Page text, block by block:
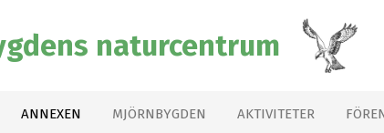
naturcentrum
ANNEXEN MJÖRNBYGDEN AKTIVITETER